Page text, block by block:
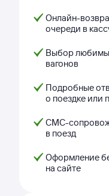
Онлайн-
очереди в
Выбор
вагонов
Подробные
о поездке или
СМС-
в поезд
Оформление
на сайте